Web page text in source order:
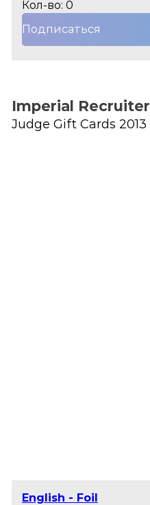
Кол-во: 0
Подписаться
Imperial Recruiter
Judge Gift Cards 2013
English - Foil